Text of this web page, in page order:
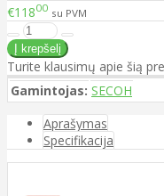
€11800 su PVM
Turite klausimų apie šią
Gamintojas: SECOH
Aprašymas
Specifikacija